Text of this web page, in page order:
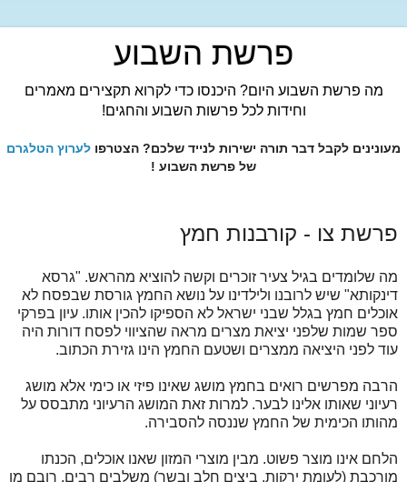
פרשת השבוע
מה פרשת השבוע היום? היכנסו כדי לקרוא תקצירים מאמרים
וחידות לכל פרשות השבוע והחגים!
מעונינים לקבל דבר תורה ישירות לנייד שלכם? הצטרפו לערוץ הטלגרם
של פרשת השבוע !
פרשת צו - קורבנות חמץ
מה שלומדים בגיל צעיר זוכרים וקשה להוציא מהראש. "גרסא
דינקותא" שיש לרובנו ולילדינו על נושא החמץ גורסת שבפסח לא
אוכלים חמץ בגלל שבני ישראל לא הספיקו להכין אותו. עיון בפרקי
ספר שמות שלפני יציאת מצרים מראה שהציווי לפסח דורות היה
עוד לפני היציאה ממצרים ושטעם החמץ הינו גזירת הכתוב.
הרבה מפרשים רואים בחמץ מושג שאינו פיזי או כימי אלא מושג
רעיוני שאותו אלינו לבער. למרות זאת המושג הרעיוני מתבסס על
מהותו הכימית של החמץ שננסה להסבירה.
הלחם אינו מוצר פשוט. מבין מוצרי המזון שאנו אוכלים, הכנתו
מורכבת (לעומת ירקות, ביצים חלב ובשר) משלבים רבים. רובם מן